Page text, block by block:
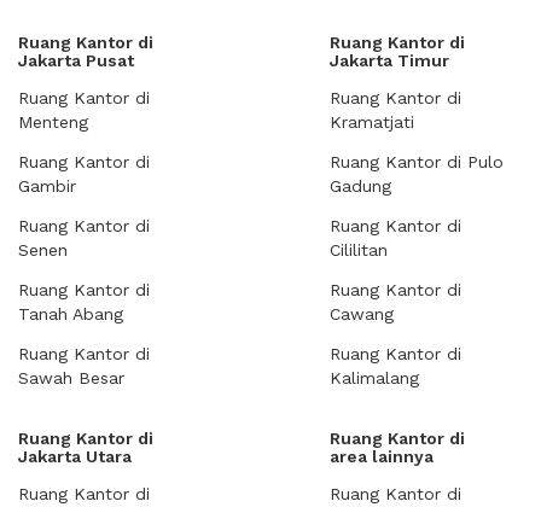
Ruang Kantor di
Jakarta Pusat
Ruang Kantor di
Menteng
Ruang Kantor di
Gambir
Ruang Kantor di
Senen
Ruang Kantor di
Tanah Abang
Ruang Kantor di
Sawah Besar
Ruang Kantor di
Jakarta Timur
Ruang Kantor di
Kramatjati
Ruang Kantor di Pulo
Gadung
Ruang Kantor di
Cililitan
Ruang Kantor di
Cawang
Ruang Kantor di
Kalimalang
Ruang Kantor di
Jakarta Utara
Ruang Kantor di
Ruang Kantor di
area lainnya
Ruang Kantor di